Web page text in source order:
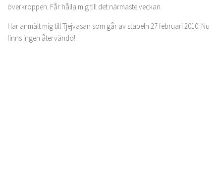
överkroppen. Får hålla mig till det närmaste veckan.
Har anmält mig till Tjejvasan som går av stapeln 27 februari 2010! Nu
finns ingen återvändo!